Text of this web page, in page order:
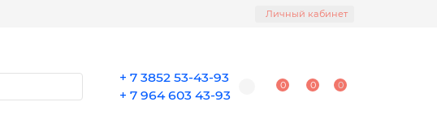
Личный кабинет
+ 7 3852 53-43-93
+ 7 964 603 43-93
0 0 0